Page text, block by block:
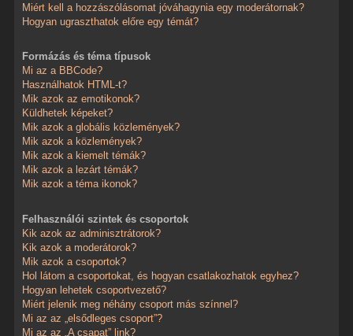
Miért kell a hozzászólásomat jóváhagynia egy moderátornak?
Hogyan ugraszthatok előre egy témát?
Formázás és téma típusok
Mi az a BBCode?
Használhatok HTML-t?
Mik azok az emotikonok?
Küldhetek képeket?
Mik azok a globális közlemények?
Mik azok a közlemények?
Mik azok a kiemelt témák?
Mik azok a lezárt témák?
Mik azok a téma ikonok?
Felhasználói szintek és csoportok
Kik azok az adminisztrátorok?
Kik azok a moderátorok?
Mik azok a csoportok?
Hol látom a csoportokat, és hogyan csatlakozhatok egyhez?
Hogyan lehetek csoportvezető?
Miért jelenik meg néhány csoport más színnel?
Mi az az „elsődleges csoport”?
Mi az az „A csapat” link?